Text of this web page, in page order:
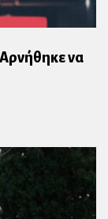
να